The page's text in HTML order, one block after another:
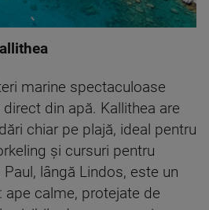
marine spectaculoase
din apă. Kallithea are
chiar pe plajă, ideal pentru
și cursuri pentru
lângă Lindos, este un
ape calme, protejate de